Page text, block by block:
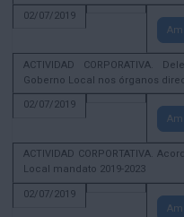
02/07/2019
ACTIVIDAD CORPORATIVA.
Goberno Local nos órganos
02/07/2019
ACTIVIDAD CORPORTATIVA.
Local mandato 2019-2023
02/07/2019